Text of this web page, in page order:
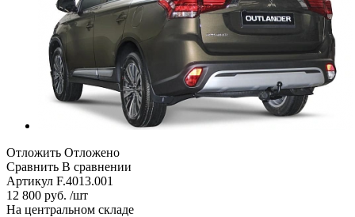
Отложить Отложено
Сравнить В сравнении
Артикул F.4013.001
12 800 руб. /шт
На центральном складе